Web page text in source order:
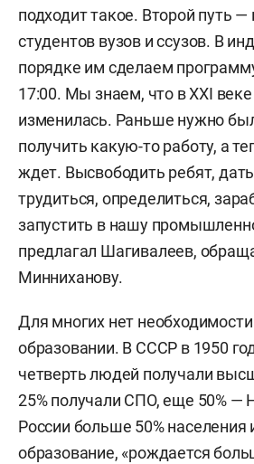
подходит такое. Второй путь
студентов вузов и ссузов. В
порядке им сделаем
17:00. Мы знаем, что в XXI
изменилась. Раньше нужно
получить какую-то работу, а
ждет. Высвободить ребят,
трудиться, определиться,
запустить в нашу
предлагал Шагивалеев,
Минниханову.
Для многих нет
образовании. В СССР в 1950
четверть людей получали
25% получали СПО, еще 50% —
России больше 50%
образование, «рождается